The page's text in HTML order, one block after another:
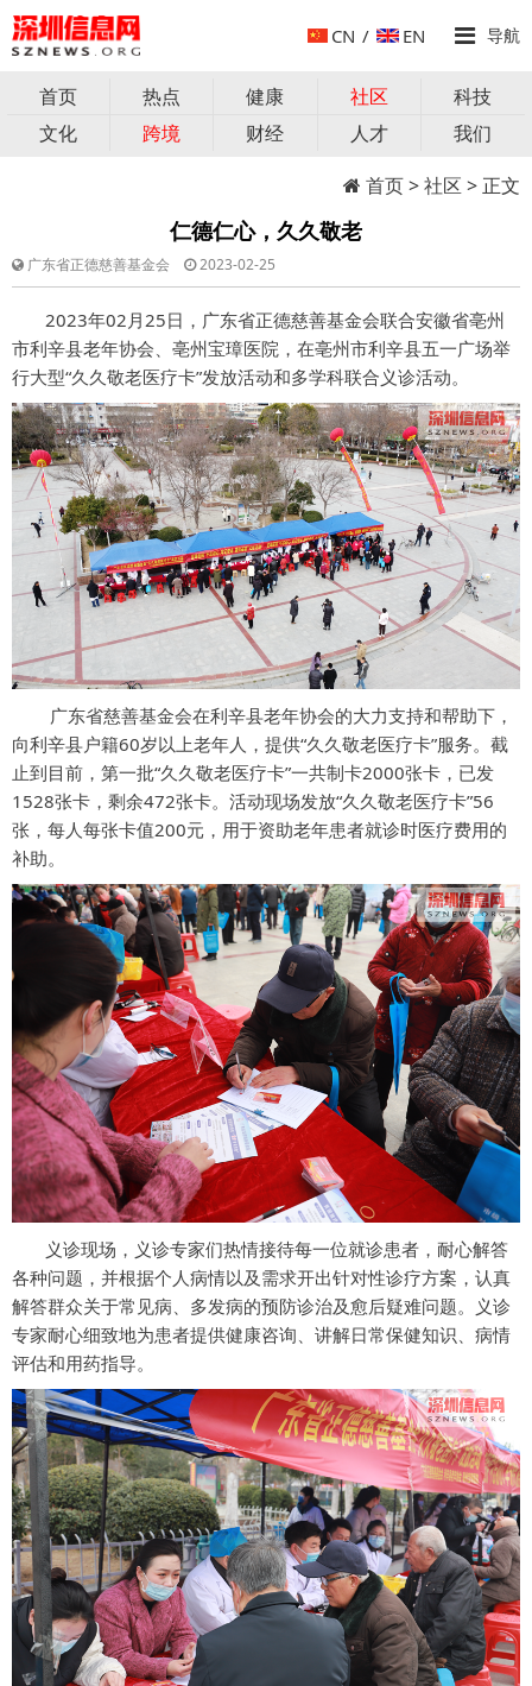
CN / EN 导航
首页 热点 健康 社区
科技
文化
跨境 财经 人才
我们
首页>社区 > 正文
仁德仁心，久久敬老
广东省正德慈善基金会 2023-02-25
2023年02月25日，广东省正德慈善基金会联合安徽省亳州
市利辛县老年协会、亳州宝璋医院，在亳州市利辛县五一广场举
行大型“久久敬老医疗卡”发放活动和多学科联合义诊活动。
广东省慈善基金会在利辛县老年协会的大力支持和帮助下，
向利辛县户籍60岁以上老年人，提供“久久敬老医疗卡”服务。 截
止到目前，第一批“久久敬老医疗卡”一共制卡2000张卡，已发
1528张卡，剩余472张卡。活动现场发放“久久敬老医疗卡”56
张，每人每张卡值200元，用于资助老年患者就诊时医疗费用的
补助。
义诊现场，义诊专家们热情接待每一位就诊患者，耐心解答
各种问题，并根据个人病情以及需求开出针对性诊疗方案，认真
解答群众关于常见病、多发病的预防诊治及愈后疑难问题。义诊
专家耐心细致地为患者提供健康咨询、讲解日常保健知识、病情
评估和用药指导。